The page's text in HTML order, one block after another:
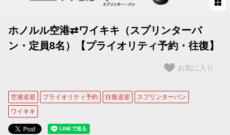
ホノルル空港＝カハラ地区
プライベートチャーター
プライベート・チャーター
ホノルル空港⇄ワイキキ（スプリンターバ
ン・定員8名）【プライオリティ予約・往復】
お気に入り
空港送迎 プライオリティ予約 往復送迎
スプリンターバン
ワイキキ